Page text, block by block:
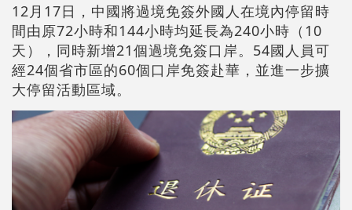
12月17日，中國將過境免簽外國人在境內停留時
間由原72小時和144小時均延長為240小時（10
天），同時新增21個過境免簽口岸。54國人員可
經24個省市區的60個口岸免簽赴華，並進一步擴
大停留活動區域。